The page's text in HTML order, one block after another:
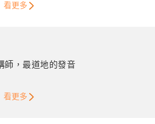
看更多
師，最道地的發音
看更多